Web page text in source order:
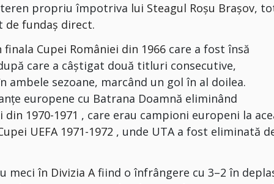
propriu împotriva lui Steagul Roșu Brașov,
de fundaș direct.
finala Cupei României din 1966 care a fost însă
care a câștigat două titluri consecutive,
sezoane, marcând un gol în al doilea.
europene cu Batrana Doamnă eliminând
1970-1971 , care erau campioni europeni la
UEFA 1971-1972 , unde UTA a fost eliminată
meciîn Divizia A fiind o înfrângere cu 3–2 în